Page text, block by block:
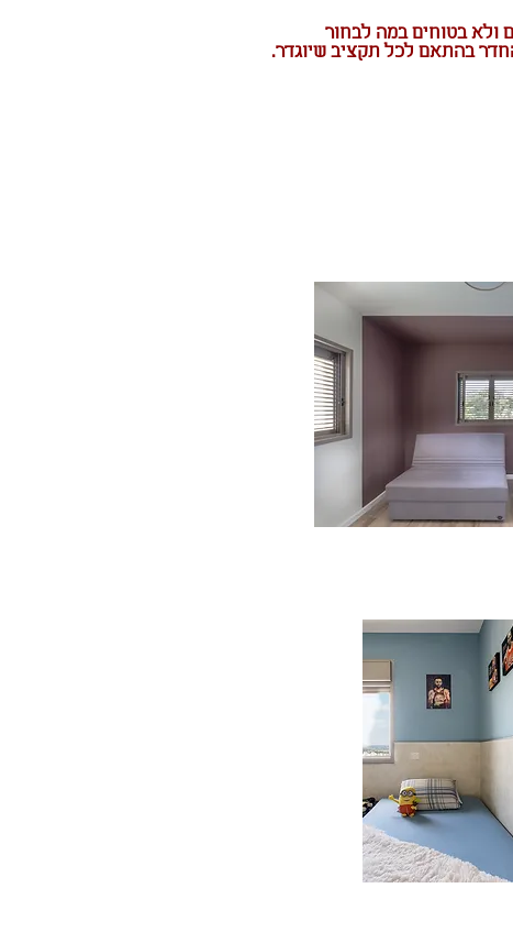
ולא בטוחים במה לבחור
בהתאם לכל תקציב שיוגדר.